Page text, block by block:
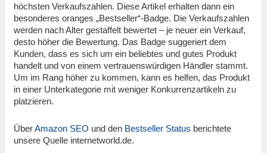
höchsten Verkaufszahlen. Diese Artikel erhalten dann ein
besonderes oranges „Bestseller“-Badge. Die Verkaufszahlen
werden nach Alter gestaffelt bewertet – je neuer ein Verkauf,
desto höher die Bewertung. Das Badge suggeriert dem
Kunden, dass es sich um ein beliebtes und gutes Produkt
handelt und von einem vertrauenswürdigen Händler stammt.
Um im Rang höher zu kommen, kann es helfen, das Produkt
in einer Unterkategorie mit weniger Konkurrenzartikeln zu
platzieren.
ÜberAmazon SEO und den Bestseller Status berichtete
unsere Quelle internetworld.de.